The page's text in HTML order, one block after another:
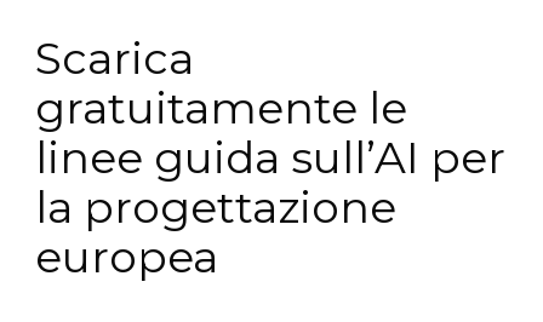
Scarica
gratuitamente le
linee guida sull’AI per
la progettazione
europea